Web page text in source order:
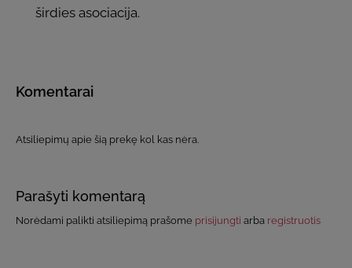
širdies asociacija.
Komentarai
Atsiliepimų apie šią prekę kol kas nėra.
Parašyti komentarą
Norėdami palikti atsiliepimą prašome prisijungti arba registruotis